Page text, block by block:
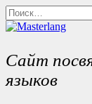
Перейти
к
содержанию
Search
for:
Сайт
языков